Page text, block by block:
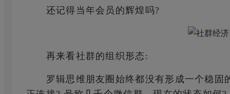
还记得当年会员的辉煌吗?
再来看社群的组织形态:
罗辑思维朋友圈始终都没有形成一个稳固